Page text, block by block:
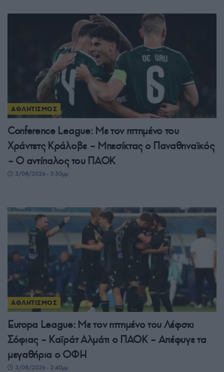
ΑΘΛΗΤΙΣΜΟΣ
Conference League: Με τον ηττημένο του
Χράντετς Κράλοβε – Μπεσίκτας ο Παναθηναϊκός
– Ο αντίπαλος του ΠΑΟΚ
3/08/2026 - 3:50μμ
ΑΘΛΗΤΙΣΜΟΣ
Europa League: Με τον ηττημένο του Λέφσκι
Σόφιας – Καϊράτ Αλμάτι ο ΠΑΟΚ – Απέφυγε τα
μεγαθήρια ο ΟΦΗ
3/08/2026 - 2:40μμ